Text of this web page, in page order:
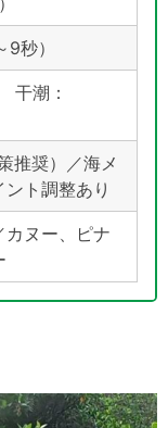
9秒）
干潮：
推奨）／海メ
ト調整あり
カヌー、ピナ